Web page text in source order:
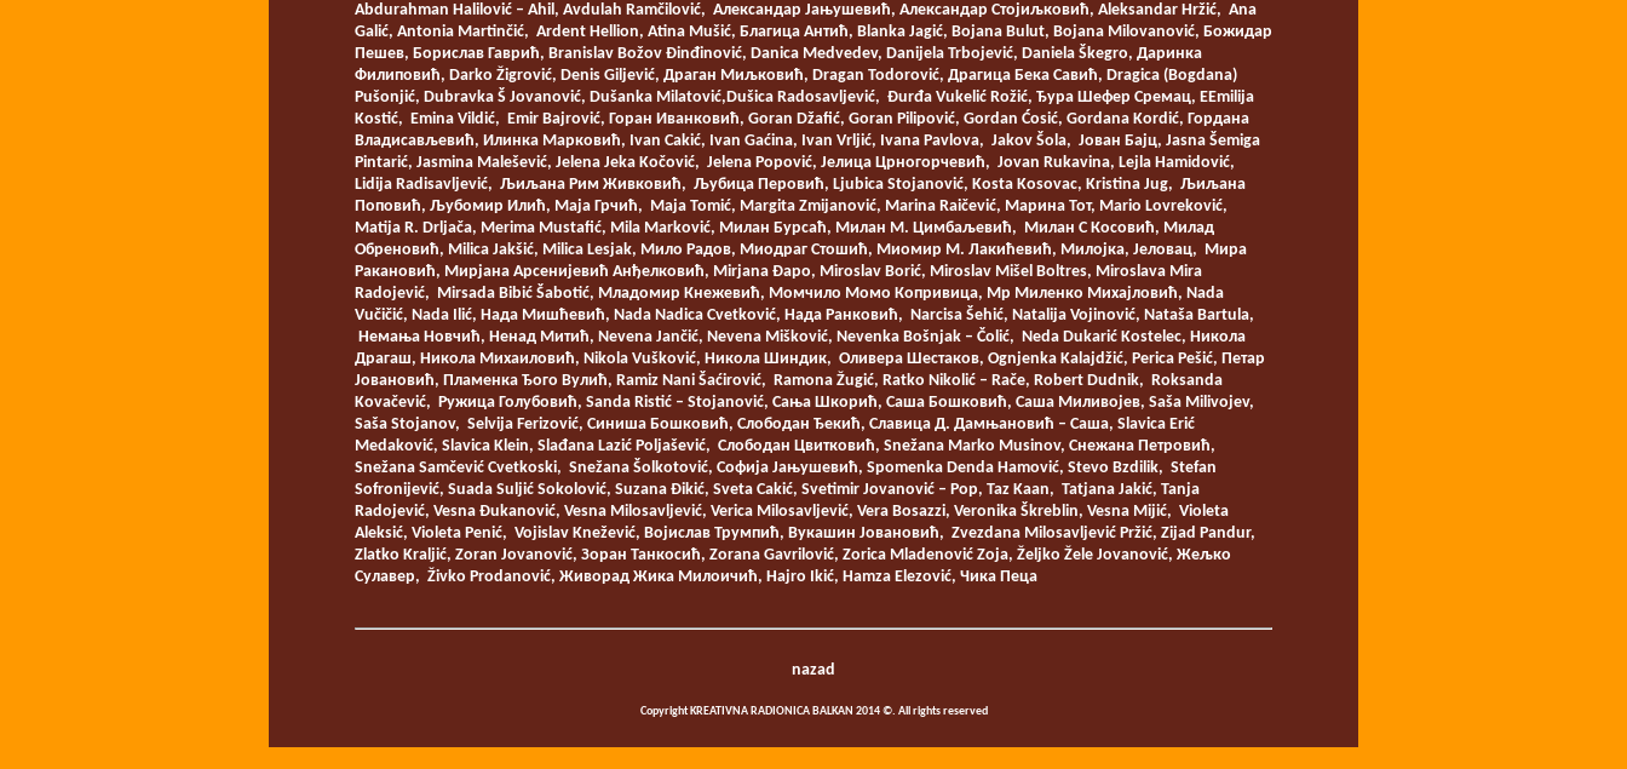
Abdurahman Halilović – Ahil, Avdulah Ramčilović, Александар Јањушевић, Александар Стојиљковић, Aleksandar Hržić, Ana
Galić, Antonia Martinčić, Ardent Hellion, Atina Mušić, Благица Антић, Blanka Jagić, Bojana Bulut, Bojana Milovanović, Божидар
Пешев, Борислав Гаврић, Branislav Božov Đinđinović, Danica Medvedev, Danijela Trbojević, Daniela Škegro, Даринка
Филиповић, Darko Žigrović, Denis Giljević, Драган Миљковић, Dragan Todorović, Драгица Бека Савић, Dragica (Bogdana)
Pušonjić, Dubravka Š Jovanović, Dušanka Milatović,Dušica Radosavljević, Đurđa Vukelić Rožić, Ђура Шефер Сремац, EEmilija
Kostić, Emina Vildić, Emir Bajrović, Горан Иванковић, Goran Džafić, Goran Pilipović, Gordan Ćosić, Gordana Kordić, Гордана
Владисављевић, Илинка Марковић, Ivan Cakić, Ivan Gaćina, Ivan Vrljić, Ivana Pavlova, Jakov Šola, Јован Бајц, Jasna Šemiga
Pintarić, Jasmina Malešević, Jelena Jeka Kočović, Jelena Popović, Јелица Црногорчевић, Jovan Rukavina, Lejla Hamidović,
Lidija Radisavljević, Љиљана Рим Живковић, Љубица Перовић, Ljubica Stojanović, Kosta Kosovac, Kristina Jug, Љиљана
Поповић, Љубомир Илић, Маја Грчић, Maja Tomić, Margita Zmijanović, Marina Raičević, Марина Тот, Mario Lovreković,
Matija R. Drljača, Merima Mustafić, Mila Marković, Милан Бурсаћ, Милан М. Цимбаљевић, Милан С Косовић, Милад
Обреновић, Milica Jakšić, Milica Lesjak, Мило Радов, Миодраг Стошић, Миомир М. Лакићевић, Милојка, Јеловац, Мира
Ракановић, Мирјана Арсенијевић Анђелковић, Mirjana Đapo, Miroslav Borić, Miroslav Mišel Boltres, Miroslava Mira
Radojević, Mirsada Bibić Šabotić, Младомир Кнежевић, Момчило Момо Копривица, Мр Миленко Михајловић, Nada
Vučičić, Nada Ilić, Нада Мишћевић, Nada Nadica Cvetković, Нада Ранковић, Narcisa Šehić, Natalija Vojinović, Nataša Bartula,
Немања Новчић, Ненад Митић, Nevena Jančić, Nevena Mišković, Nevenka Bošnjak – Čolić, Neda Dukarić Kostelec, Никола
Драгаш, Никола Михаиловић, Nikola Vušković, Никола Шиндик, Оливера Шестаков, Ognjenka Kalajdžić, Perica Pešić, Петар
Јовановић, Пламенка Ђого Вулић, Ramiz Nani Šaćirović, Ramona Žugić, Ratko Nikolić – Rače, Robert Dudnik, Roksanda
Kovačević, Ружица Голубовић, Sanda Ristić – Stojanović, Сања Шкорић, Саша Бошковић, Саша Миливојев, Saša Milivojev,
Saša Stojanov, Selvija Ferizović, Синиша Бошковић, Слободан Ђекић, Славица Д. Дамњановић – Саша, Slavica Erić
Medaković, Slavica Klein, Slađana Lazić Poljašević, Слободан Цвитковић, Snežana Marko Musinov, Снежана Петровић,
Snežana Samčević Cvetkoski, Snežana Šolkotović, Софија Јањушевић, Spomenka Denda Hamović, Stevo Bzdilik, Stefan
Sofronijević, Suada Suljić Sokolović, Suzana Đikić, Sveta Cakić, Svetimir Jovanović – Pop, Taz Kaan, Tatjana Jakić, Tanja
Radojević, Vesna Đukanović, Vesna Milosavljević, Verica Milosavljević, Vera Bosazzi, Veronika Škreblin, Vesna Mijić, Violeta
Aleksić, Violeta Penić, Vojislav Knežević, Војислав Трумпић, Вукашин Јовановић, Zvezdana Milosavljević Pržić, Zijad Pandur,
Zlatko Kraljić, Zoran Jovanović, Зоран Танкосић, Zorana Gavrilović, Zorica Mladenović Zoja, Željko Žele Jovanović, Жељко
Сулавер, Živko Prodanović, Живорад Жика Милоичић, Hajro Ikić, Hamza Elezović, Чика Пеца
nazad
Copyright KREATIVNA RADIONICA BALKAN 2014 ©. All rights reserved